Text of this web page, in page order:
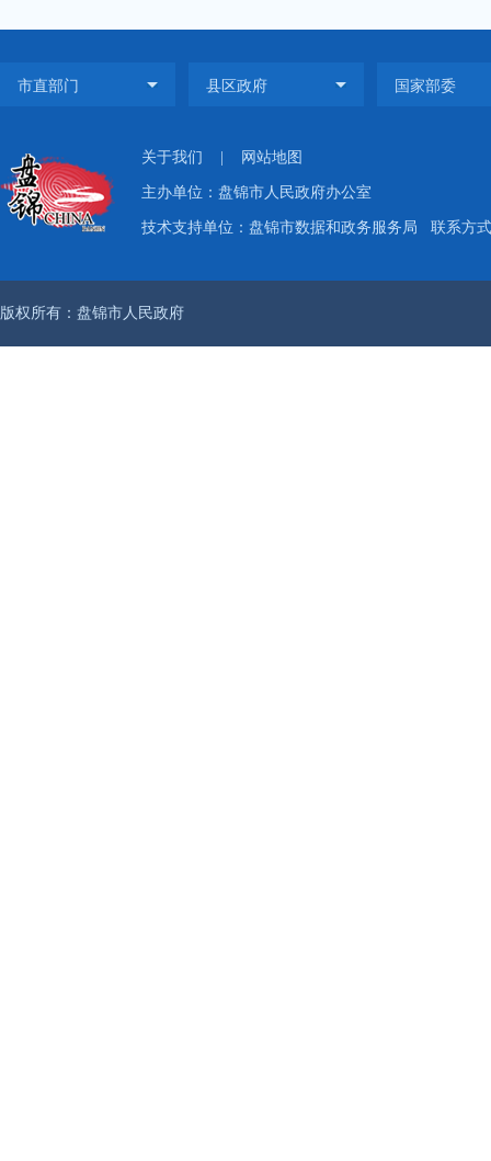
关于我们 网站地图
主办单位：盘锦市人民政府办公室
技术支持单位：盘锦市数据和政务服务局 联系方
版权所有：盘锦市人民政府